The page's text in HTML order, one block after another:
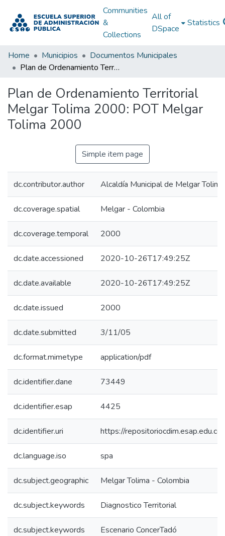
Communities
&
Collections
All of
DSpace
Statistics
Home Municipios
Documentos Municipales
Plan de Ordenamiento Territorial Melgar Tolima 2000: POT Melgar Tolima 2000
Plan de Ordenamiento Territorial
Melgar Tolima 2000: POT Melgar
Tolima 2000
Simple item page
dc.contributor.author Alcaldía Municipal de Melgar Tolima
dc.coverage.spatial Melgar - Colombia
dc.coverage.temporal 2000
dc.date.accessioned 2020-10-26T17:49:25Z
dc.date.available 2020-10-26T17:49:25Z
dc.date.issued 2000
dc.date.submitted 3/11/05
dc.format.mimetype application/pdf
dc.identifier.dane 73449
dc.identifier.esap 4425
dc.identifier.uri https://
dc.language.iso spa
dc.subject.geographic Melgar Tolima - Colombia
dc.subject.keywords Diagnostico Territorial
dc.subject.keywords Escenario ConcerTadó